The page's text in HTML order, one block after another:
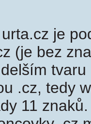
je
(je bez
.cz, tedy
11